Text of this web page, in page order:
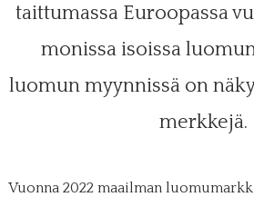
taittumassa Euroopassa
monissa isoissa
luomun myynnissä on
merkkejä.
Vuonna 2022 maailman